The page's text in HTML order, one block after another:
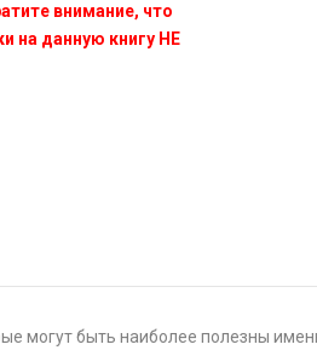
внимание, что
данную книгу НЕ
могут быть наиболее полезны